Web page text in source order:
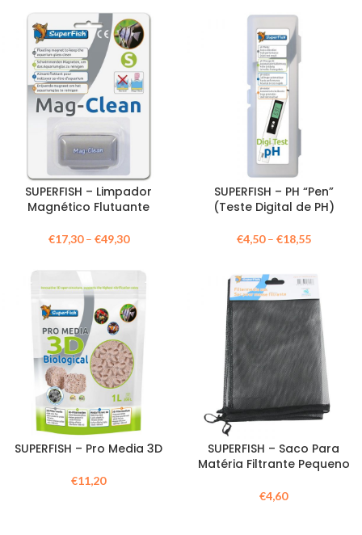
SUPERFISH – Limpador
Magnético Flutuante
€17,30– €49,30
SUPERFISH – PH “Pen”
(Teste Digital de PH)
€4,50– €18,55
SUPERFISH – Pro Media 3D
€11,20
SUPERFISH – Saco Para
Matéria Filtrante Pequeno
€4,60